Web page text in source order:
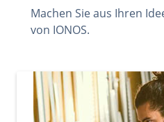
Machen Sie aus Ihren
von IONOS.